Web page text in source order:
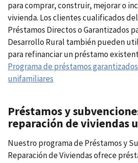
para comprar, construir, mejorar o
vivienda. Los clientes cualificados
Préstamos Directos o Garantizados
Desarrollo Rural también pueden
para refinanciar un préstamo
Programa de préstamos
unifamiliares
Préstamos y
reparación de viviendas
Nuestro programa de Préstamos y
Reparación de Viviendas ofrece